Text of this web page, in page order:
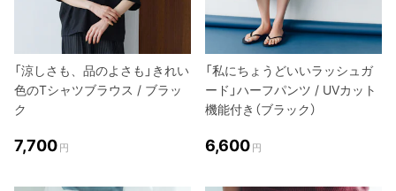
「涼しさも、品のよさも」きれい
色のTシャツブラウス / ブラッ
ク
7,700 円
「私にちょうどいいラッシュガ
ード」ハーフパンツ / UVカット
機能付き（ブラック）
6,600 円